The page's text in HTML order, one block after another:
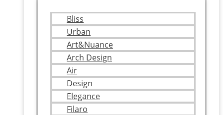
Bliss
Urban
Art&Nuance
Arch Design
Air
Design
Elegance
Filaro